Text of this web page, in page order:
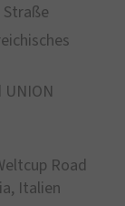
Straße
UNION
Road
Italien